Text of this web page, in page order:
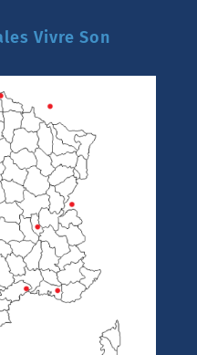
Vivre Son